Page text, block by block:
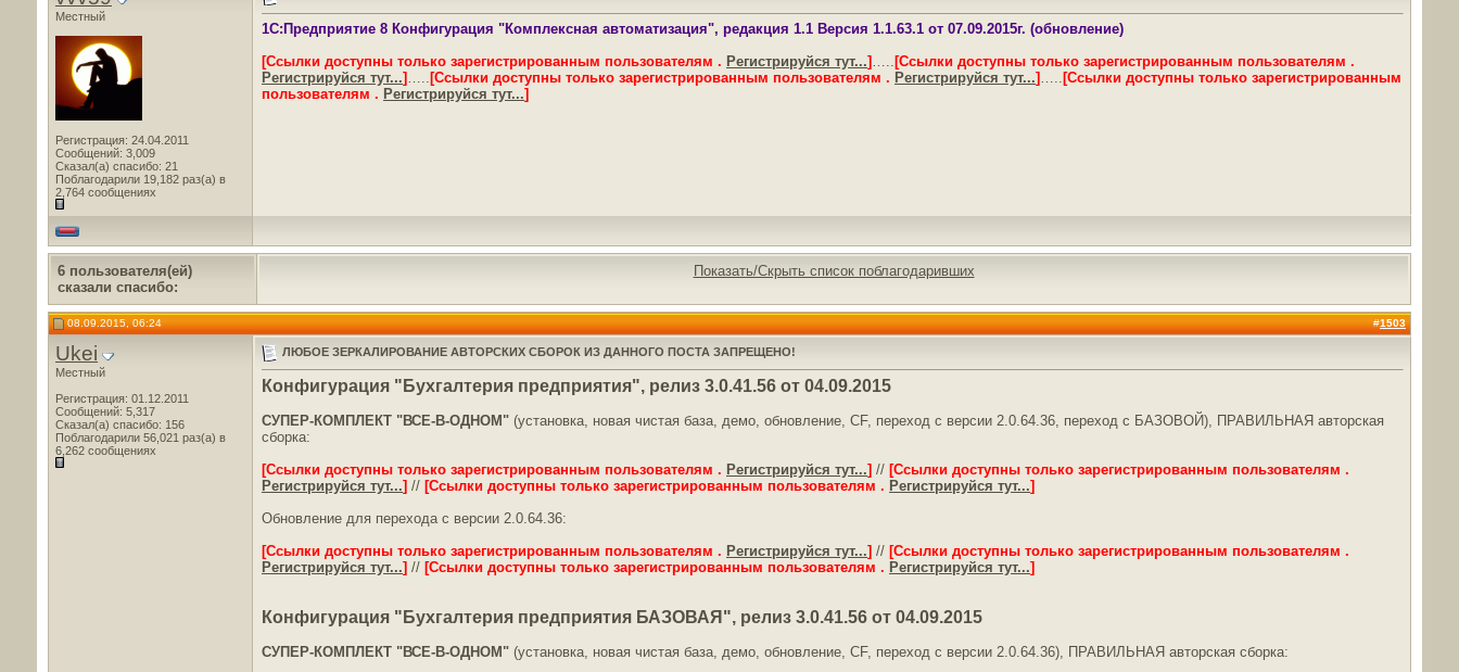
Местный
Регистрация: 24.04.2011
Сообщений: 3,009
Сказал(а) спасибо: 21
Поблагодарили 19,182 раз(а) в
2,764 сообщениях
1С:Предприятие 8 Конфигурация "Комплексная автоматизация", редакция 1.1 Версия 1.1.63.1 от 07.09.2015г. (обновление)
[Ссылки доступны только зарегистрированным пользователям . Регистрируйся тут...] ….. [Ссылки доступны только зарегистрированным пользователям .
Регистрируйся тут...] ….. [Ссылки доступны только зарегистрированным пользователям . Регистрируйся тут...] ….. [Ссылки доступны только зарегистрированным
пользователям . Регистрируйся тут...]
6 пользователя(ей)
сказали cпасибо:
Показать/Скрыть список поблагодаривших
08.09.2015, 06:24 #1503
Ukei
Местный
Регистрация: 01.12.2011
Сообщений: 5,317
Сказал(а) спасибо: 156
Поблагодарили 56,021 раз(а) в
6,262 сообщениях
ЛЮБОЕ ЗЕРКАЛИРОВАНИЕ АВТОРСКИХ СБОРОК ИЗ ДАННОГО ПОСТА ЗАПРЕЩЕНО!
Конфигурация "Бухгалтерия предприятия", релиз 3.0.41.56 от 04.09.2015
СУПЕР-КОМПЛЕКТ "ВСЕ-В-ОДНОМ" (установка, новая чистая база, демо, обновление, CF, переход с версии 2.0.64.36, переход с БАЗОВОЙ), ПРАВИЛЬНАЯ авторская
сборка:
[Ссылки доступны только зарегистрированным пользователям . Регистрируйся тут...] // [Ссылки доступны только зарегистрированным пользователям .
Регистрируйся тут...] // [Ссылки доступны только зарегистрированным пользователям . Регистрируйся тут...]
Обновление для перехода с версии 2.0.64.36:
[Ссылки доступны только зарегистрированным пользователям . Регистрируйся тут...] // [Ссылки доступны только зарегистрированным пользователям .
Регистрируйся тут...] // [Ссылки доступны только зарегистрированным пользователям . Регистрируйся тут...]
Конфигурация "Бухгалтерия предприятия БАЗОВАЯ", релиз 3.0.41.56 от 04.09.2015
СУПЕР-КОМПЛЕКТ "ВСЕ-В-ОДНОМ" (установка, новая чистая база, демо, обновление, CF, переход с версии 2.0.64.36), ПРАВИЛЬНАЯ авторская сборка: